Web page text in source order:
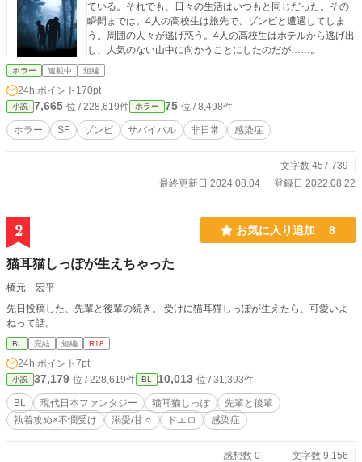
ている。それでも、日々の生活はいつもと同じだった。その
瞬間までは。4人の高校生は旅先で、ゾンビと遭遇してしま
う。周囲の人々が逃げ惑う。4人の高校生はホテルから逃げ出
し、人気のない山中に向かうことにしたのだが……。
ホラー 連載中 短編
24h.ポイント 170pt
小説 7,665 位 / 228,619件 ホラー 75 位 / 8,498件
ホラー SF ゾンビ サバイバル 非日常 感染症
文字数 457,739
最終更新日 2024.08.04
登録日 2022.08.22
2 お気に入り追加 8
猫耳猫しっぽが生えちゃった
橋元 宏平
先日投稿した、先輩と後輩の続き。 受けに猫耳猫しっぽが生えたら、可愛いよ
ねって話。
BL 完結 短編 R18
24h.ポイント 7pt
小説 37,179 位 / 228,619件 BL 10,013 位 / 31,393件
BL 現代日本ファンタジー 猫耳猫しっぽ
先輩と後輩
執着攻め×不憫受け
溺愛/甘々 ドエロ 感染症
感想数 0
文字数 9,156